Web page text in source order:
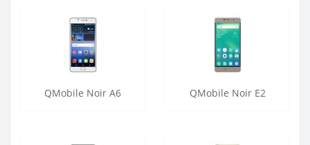
QMobile Noir A6 QMobile Noir E2